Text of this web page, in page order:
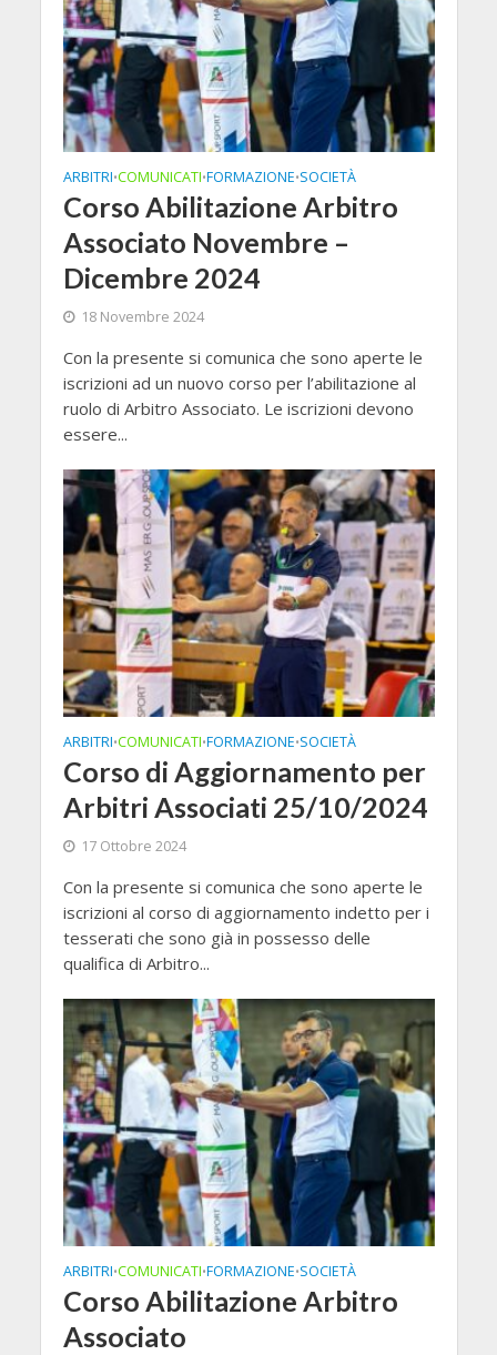
ARBITRI•COMUNICATI•FORMAZIONE•SOCIETÀ
Corso Abilitazione Arbitro
Associato Novembre –
Dicembre 2024
18 Novembre 2024
Con la presente si comunica che sono aperte le
iscrizioni ad un nuovo corso per l’abilitazione al
ruolo di Arbitro Associato. Le iscrizioni devono
essere...
ARBITRI•COMUNICATI•FORMAZIONE•SOCIETÀ
Corso di Aggiornamento per
Arbitri Associati 25/10/2024
17 Ottobre 2024
Con la presente si comunica che sono aperte le
iscrizioni al corso di aggiornamento indetto per i
tesserati che sono già in possesso delle
qualifica di Arbitro...
ARBITRI•COMUNICATI•FORMAZIONE•SOCIETÀ
Corso Abilitazione Arbitro
Associato